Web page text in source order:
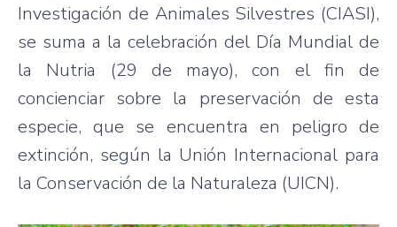
Investigación de Animales Silvestres (CIASI),
se suma a la celebración del Día Mundial de
la Nutria (29 de mayo), con el fin de
concienciar sobre la preservación de esta
especie, que se encuentra en peligro de
extinción, según la Unión Internacional para
la Conservación de la Naturaleza (UICN).